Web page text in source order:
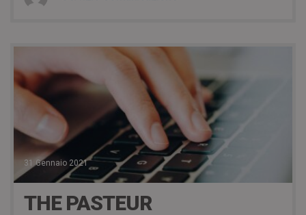
31 Gennaio 2021
THE PASTEUR